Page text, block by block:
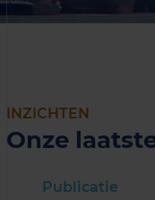
INZICHTEN
Onze
Publicatie